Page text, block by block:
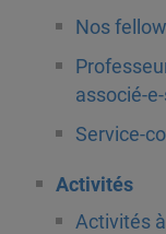
Nos
associé-
Service-
Activités
Activités